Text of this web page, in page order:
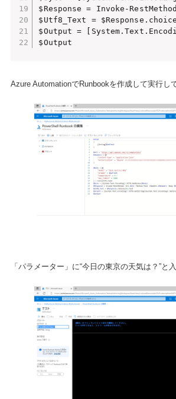
$Response = Invoke-
$Utf8_Text =
$Output =
$Output
Azure AutomationでRunbookを作成して実行し
「パラメーター」に“今日の東京の天気は？”と